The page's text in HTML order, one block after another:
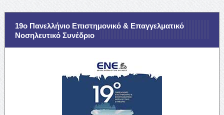
19ο Πανελλήνιο Επιστημονικό & Επαγγελματικό
Νοσηλευτικό Συνέδριο